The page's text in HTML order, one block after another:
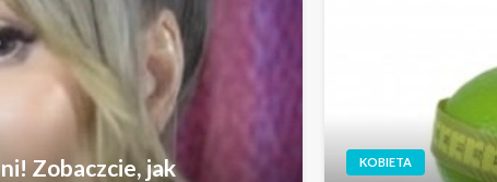
Zobaczcie, jak
KOBIETA